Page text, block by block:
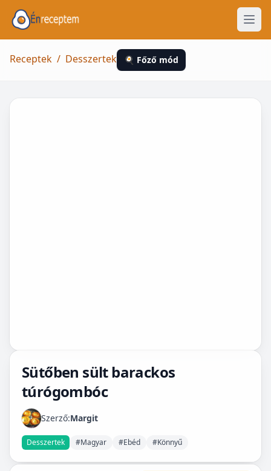
Receptek / Desszertek 🍳 Főző mód
Sütőben sült barackos
túrógombóc
Szerző:Margit
Desszertek #Magyar #Ebéd #Könnyű